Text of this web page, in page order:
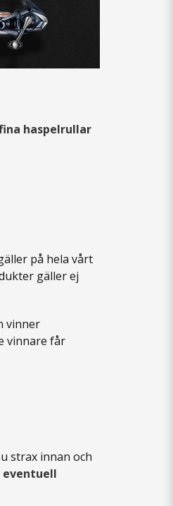
haspelrullar
på hela vårt
gäller ej
vinner
vinnare får
strax innan och
eventuell